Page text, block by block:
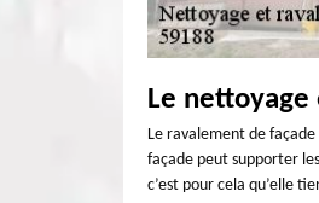
Le
Le ravalement de
façade peut supporter
c’est pour cela qu’elle